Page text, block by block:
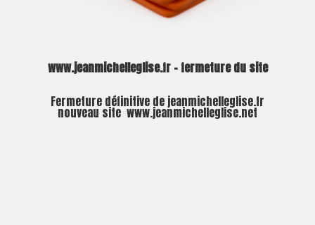
www.jeanmichelleglise.fr – fermeture du site
Fermeture définitive de jeanmichelleglise.fr
nouveau site www.jeanmichelleglise.net